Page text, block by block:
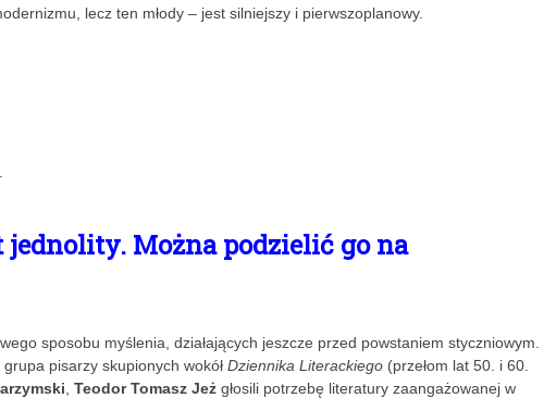
lecz ten młody – jest silniejszy i pierwszoplanowy.
Można podzielić go na
sposobu myślenia, działających jeszcze przed powstaniem styczniowym.
pisarzy skupionych wokół Dziennika Literackiego (przełom lat 50. i 60.
Teodor Tomasz Jeż głosili potrzebę literatury zaangażowanej w